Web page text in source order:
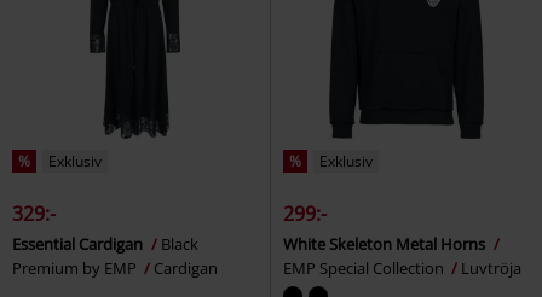
% Exklusiv
329:-
Essential Cardigan
Black
Premium by EMP
Cardigan
% Exklusiv
299:-
White Skeleton Metal Horns
EMP Special Collection
Luvtröja